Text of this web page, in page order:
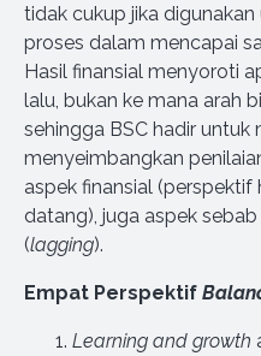
tidak cukup jika
proses dalam mencapai
Hasil finansial menyoroti
lalu, bukan ke mana arah
sehingga BSC hadir
menyeimbangkan
aspek finansial (perspektif
datang), juga aspek sebab
(lagging).
Empat Perspektif
Learning and growth